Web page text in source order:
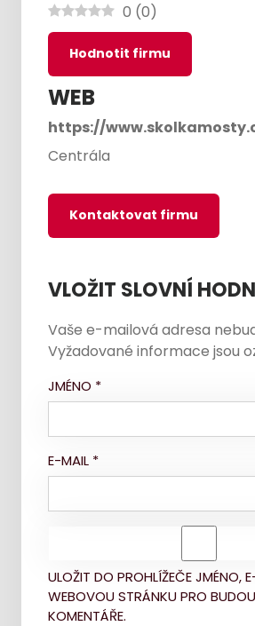
0 (0)
Hodnotit firmu
WEB
https://
Centrála
Kontaktovat firmu
VLOŽIT SLOVNÍ
Vaše e-mailová adresa
Vyžadované informace jsou
JMÉNO *
E-MAIL *
ULOŽIT DO PROHLÍŽEČE JMÉNO,
WEBOVOU STRÁNKU PRO
KOMENTÁŘE.